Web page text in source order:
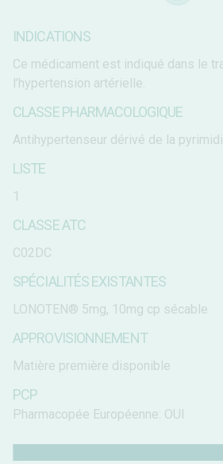
INDICATIONS
Ce médicament est indiqué dans le
l’hypertension artérielle.
CLASSE PHARMACOLOGIQUE
Antihypertenseur dérivé de la
LISTE
1
CLASSE ATC
C02DC
SPÉCIALITÉS EXISTANTES
LONOTEN® 5mg, 10mg cp sécable
APPROVISIONNEMENT
Matière première disponible
PCP
Pharmacopée Européenne: OUI